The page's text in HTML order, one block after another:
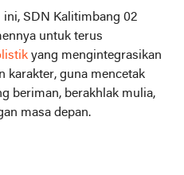
ini, SDN Kalitimbang 02
untuk terus
yang mengintegrasikan
karakter, guna mencetak
beriman, berakhlak mulia,
masa depan.